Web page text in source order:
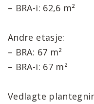
– BRA-i: 62,6 m²
Andre etasje:
– BRA: 67 m²
– BRA-i: 67 m²
Vedlagte